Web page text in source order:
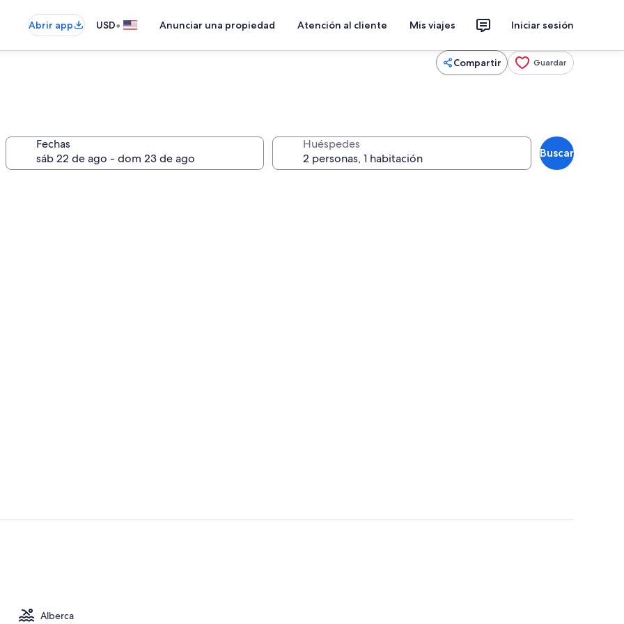
Abrir app USD• Anunciar una propiedad Atención al cliente Mis viajes Iniciar sesión
Compartir Guardar
Fechas Huéspedes
Buscar
Alberca